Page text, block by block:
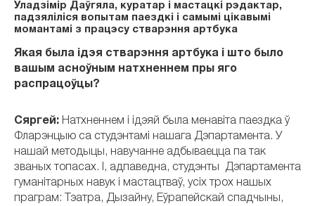
Уладзімір Даўгяла, куратар і мастацкі рэдактар,
падзяліліся вопытам паездкі і самымі цікавымі
момантамі з працэсу стварэння артбука
Якая была ідэя стварэння артбука і што было
вашым асноўным натхненнем пры яго
распрацоўцы?
Сяргей: Натхненнем і ідэяй была менавіта паездка ў
Фларэнцыю са студэнтамі нашага Дэпартамента. У
нашай методыцы, навучанне адбываецца па так
званых топасах. І, адпаведна, студэнты Дэпартамента
гуманітарных навук і мастацтваў, усіх трох нашых
праграм: Тэатра, Дызайну, Еўрапейскай спадчыны,